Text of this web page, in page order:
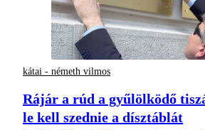
kátai - németh vilmos
Rájár a rúd a gyűlölködő
le kell szednie a dísztáblát